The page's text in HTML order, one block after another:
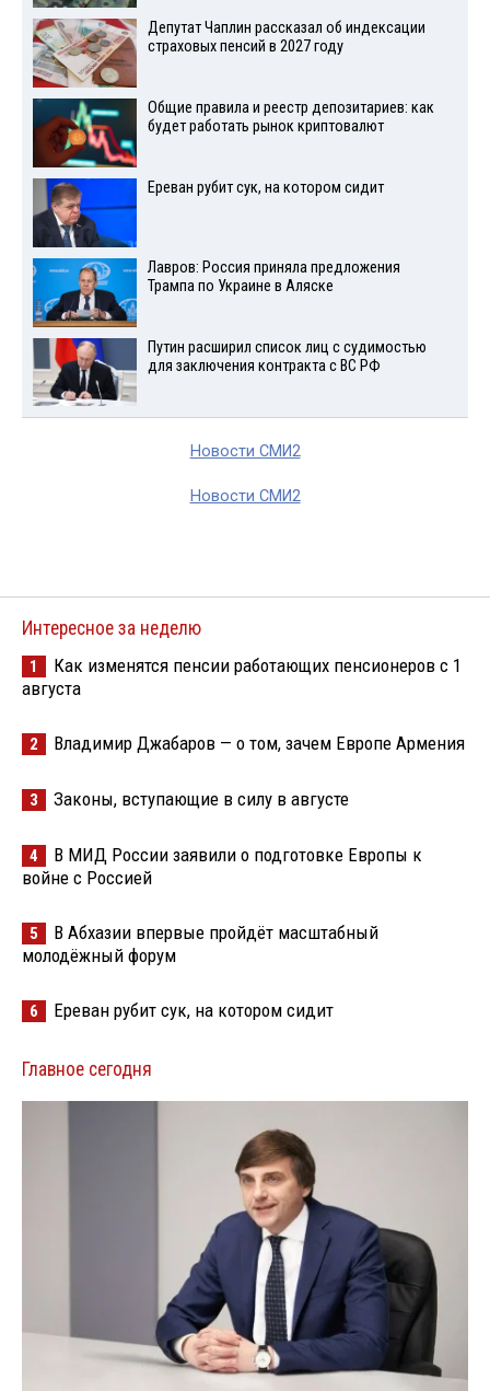
Депутат Чаплин рассказал об индексации
страховых пенсий в 2027 году
Общие правила и реестр депозитариев: как
будет работать рынок криптовалют
Ереван рубит сук, на котором сидит
Лавров: Россия приняла предложения
Трампа по Украине в Аляске
Путин расширил список лиц с судимостью
для заключения контракта с ВС РФ
Новости СМИ2
Новости СМИ2
Интересное за неделю
1
Как изменятся пенсии работающих пенсионеров с 1
августа
2 Владимир Джабаров — о том, зачем Европе Армения
3 Законы, вступающие в силу в августе
4
В МИД России заявили о подготовке Европы к
войне с Россией
5
В Абхазии впервые пройдёт масштабный
молодёжный форум
6 Ереван рубит сук, на котором сидит
Главное сегодня